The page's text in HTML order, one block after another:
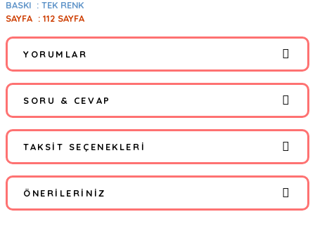
BASKI : TEK RENK
SAYFA : 112 SAYFA
YORUMLAR
Bu ürüne ilk yorumu siz yapın!
Yorum Yaz
SORU & CEVAP
Ürün hakkında henüz soru sorulmamış.
Soru Sor
TAKSIT SEÇENEKLERI
ÖNERILERINIZ